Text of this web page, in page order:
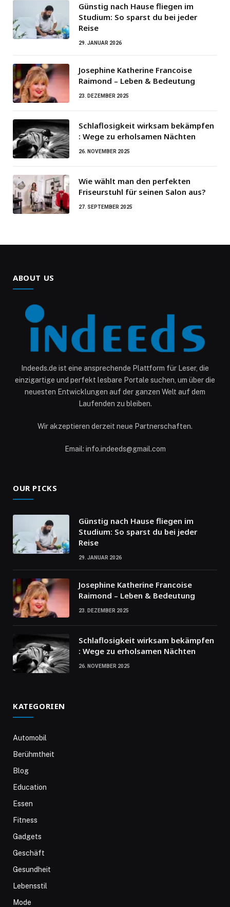
Günstig nach Hause fliegen im
Studium: So sparst du bei jeder
Reise
29. JANUAR 2026
Josephine Katherine Francoise
Raimond – Leben & Bedeutung
23. DEZEMBER 2025
Schlaflosigkeit wirksam bekämpfen
: Wege zu erholsamen Nächten
26. NOVEMBER 2025
Wie wählt man den perfekten
Friseurstuhl für seinen Salon aus?
27. SEPTEMBER 2025
ABOUT US
Indeeds.de ist eine ansprechende Plattform für Leser, die
einzigartige und perfekt lesbare Portale suchen, um über die
neuesten Entwicklungen auf der ganzen Welt auf dem
Laufenden zu bleiben.
Wir akzeptieren derzeit neue Partnerschaften.
Email: info.indeeds@gmail.com
OUR PICKS
Günstig nach Hause fliegen im
Studium: So sparst du bei jeder
Reise
29. JANUAR 2026
Josephine Katherine Francoise
Raimond – Leben & Bedeutung
23. DEZEMBER 2025
Schlaflosigkeit wirksam bekämpfen
: Wege zu erholsamen Nächten
26. NOVEMBER 2025
KATEGORIEN
Automobil
Berühmtheit
Blog
Education
Essen
Fitness
Gadgets
Geschäft
Gesundheit
Lebensstil
Mode